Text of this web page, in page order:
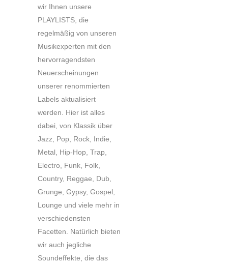
wir Ihnen unsere
PLAYLISTS, die
regelmäßig von unseren
Musikexperten mit den
hervorragendsten
Neuerscheinungen
unserer renommierten
Labels aktualisiert
werden. Hier ist alles
dabei, von Klassik über
Jazz, Pop, Rock, Indie,
Metal, Hip-Hop, Trap,
Electro, Funk, Folk,
Country, Reggae, Dub,
Grunge, Gypsy, Gospel,
Lounge und viele mehr in
verschiedensten
Facetten. Natürlich bieten
wir auch jegliche
Soundeffekte, die das